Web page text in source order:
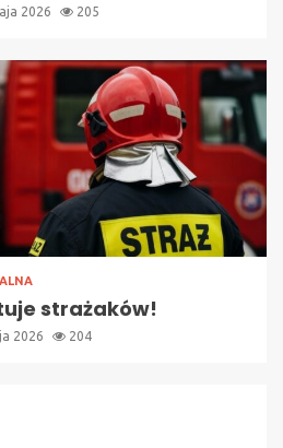
2026 205
strażaków!
2026 204